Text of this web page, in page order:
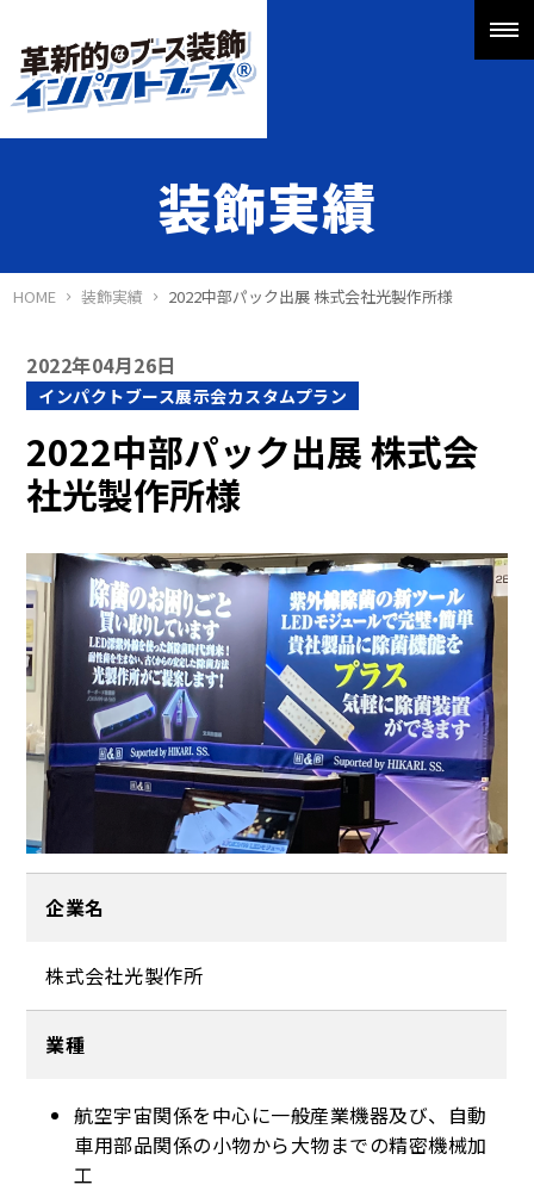
装飾実績
HOME 装飾実績 2022中部パック出展 株式会社光製作所様
2022年04月26日
インパクトブース展示会カスタムプラン
2022中部パック出展 株式会
社光製作所様
企業名
株式会社光製作所
業種
航空宇宙関係を中心に一般産業機器及び、自動
車用部品関係の小物から大物までの精密機械加
工